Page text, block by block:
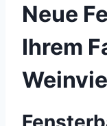
Neue
Ihrem